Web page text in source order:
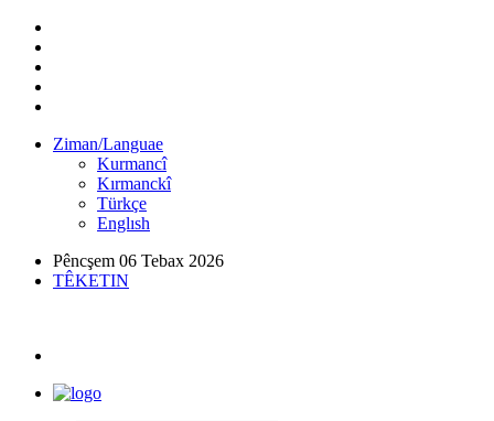
Ziman/Languae
Kurmancî
Kırmanckî
Türkçe
Englısh
Pêncşem 06 Tebax 2026
TÊKETIN